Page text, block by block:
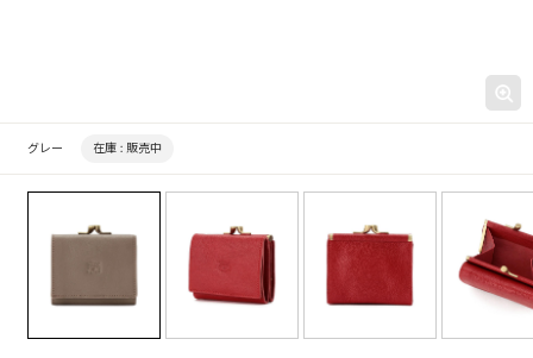
グレー 在庫 : 販売中